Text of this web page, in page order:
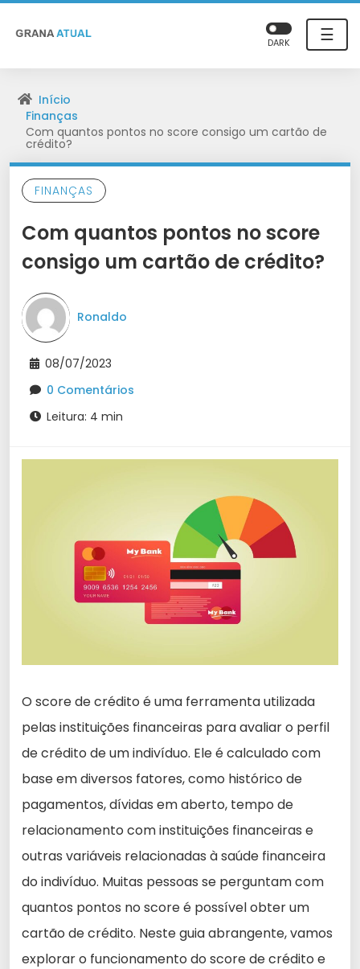
☰
DARK
Início
Finanças
Com quantos pontos no score consigo um cartão de
crédito?
FINANÇAS
Com quantos pontos no score
consigo um cartão de crédito?
Ronaldo
08/07/2023
0 Comentários
Leitura: 4 min
O score de crédito é uma ferramenta utilizada
pelas instituições financeiras para avaliar o perfil
de crédito de um indivíduo. Ele é calculado com
base em diversos fatores, como histórico de
pagamentos, dívidas em aberto, tempo de
relacionamento com instituições financeiras e
outras variáveis relacionadas à saúde financeira
do indivíduo. Muitas pessoas se perguntam com
quantos pontos no score é possível obter um
cartão de crédito. Neste guia abrangente, vamos
explorar o funcionamento do score de crédito e